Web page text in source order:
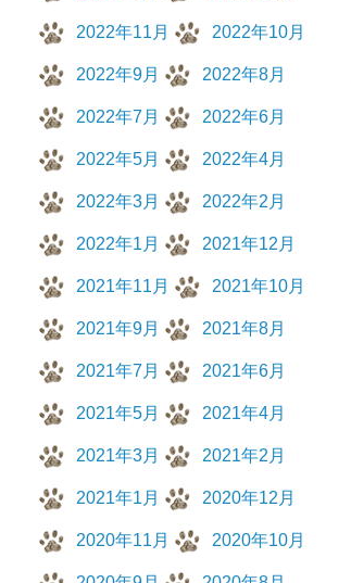
2022年11月 2022年10月
2022年9月 2022年8月
2022年7月 2022年6月
2022年5月 2022年4月
2022年3月 2022年2月
2022年1月 2021年12月
2021年11月 2021年10月
2021年9月 2021年8月
2021年7月 2021年6月
2021年5月 2021年4月
2021年3月 2021年2月
2021年1月 2020年12月
2020年11月 2020年10月